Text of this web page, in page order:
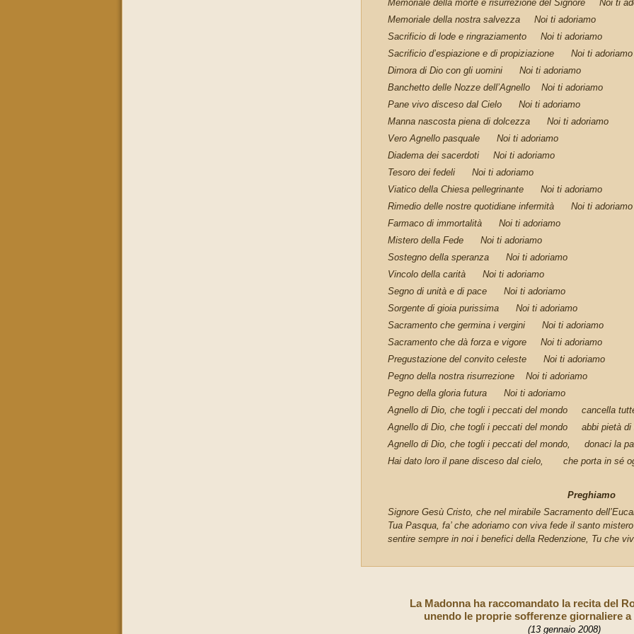
Memoriale della morte e risurrezione del Signore Noi ti
Memoriale della nostra salvezza Noi ti adoriamo
Sacrificio di lode e ringraziamento Noi ti adoriamo
Sacrificio d’espiazione e di propiziazione Noi ti adoriamo
Dimora di Dio con gli uomini Noi ti adoriamo
Banchetto delle Nozze dell’Agnello Noi ti adoriamo
Pane vivo disceso dal Cielo Noi ti adoriamo
Manna nascosta piena di dolcezza Noi ti adoriamo
Vero Agnello pasquale Noi ti adoriamo
Diadema dei sacerdoti Noi ti adoriamo
Tesoro dei fedeli Noi ti adoriamo
Viatico della Chiesa pellegrinante Noi ti adoriamo
Rimedio delle nostre quotidiane infermità Noi ti adoriamo
Farmaco di immortalità Noi ti adoriamo
Mistero della Fede Noi ti adoriamo
Sostegno della speranza Noi ti adoriamo
Vincolo della carità Noi ti adoriamo
Segno di unità e di pace Noi ti adoriamo
Sorgente di gioia purissima Noi ti adoriamo
Sacramento che germina i vergini Noi ti adoriamo
Sacramento che dà forza e vigore Noi ti adoriamo
Pregustazione del convito celeste Noi ti adoriamo
Pegno della nostra risurrezione Noi ti adoriamo
Pegno della gloria futura Noi ti adoriamo
Agnello di Dio, che togli i peccati del mondo cancella
Agnello di Dio, che togli i peccati del mondo abbi pietà di
Agnello di Dio, che togli i peccati del mondo, donaci la
Hai dato loro il pane disceso dal cielo, che porta in sé
Preghiamo
Signore Gesù Cristo, che nel mirabile Sa­cramento
Tua Pasqua, fa’ che adoriamo con viva fede il santo
sentire sempre in noi i benefici della Redenzione, Tu che
La Madonna ha raccomandato la recita del
unendo le proprie sofferenze giornaliere a
(13 gennaio 2008)